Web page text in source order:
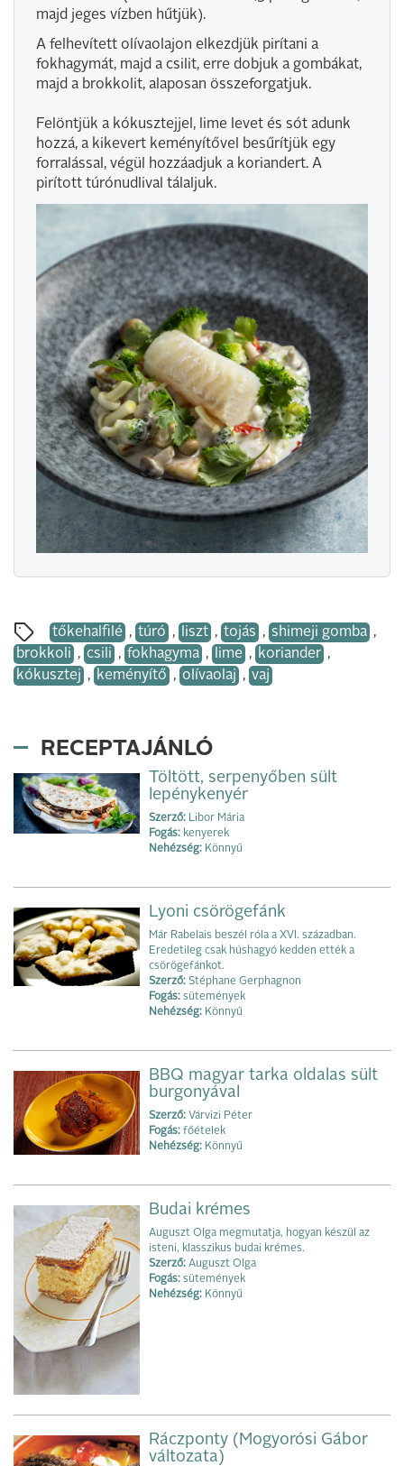
majd jeges vízben hűtjük).
A felhevített olívaolajon elkezdjük pirítani a
fokhagymát, majd a csilit, erre dobjuk a gombákat,
majd a brokkolit, alaposan összeforgatjuk.
Felöntjük a kókusztejjel, lime levet és sót adunk
hozzá, a kikevert keményítővel besűrítjük egy
forralással, végül hozzáadjuk a koriandert. A
pirított túrónudlival tálaljuk.
tőkehalfilé , túró , liszt , tojás , shimeji gomba ,
brokkoli , csili , fokhagyma , lime , koriander ,
kókusztej , keményítő , olívaolaj , vaj
RECEPTAJÁNLÓ
Töltött, serpenyőben sült
lepénykenyér
Szerző: Libor Mária
Fogás: kenye‌rek
Nehézség: Könnyű
Lyoni csörögefánk
Már Rabelais beszél róla a XVI. században.
Eredetileg csak húshagyó kedden ették a
csörögefánkot.
Szerző: Stéphane Gerphagnon
Fogás: sütemények
Nehézség: Könnyű
BBQ magyar tarka oldalas sült
burgonyával
Szerző: Várvizi Péter
Fogás: főételek
Nehézség: Könnyű
Budai krémes
Auguszt Olga megmutatja, hogyan készül az
isteni, klasszikus budai krémes.
Szerző: Auguszt Olga
Fogás: sütemények
Nehézség: Könnyű
Ráczponty (Mogyorósi Gábor
változata)